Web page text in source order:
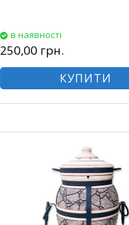
в наявності
250,00 грн.
КУПИТИ